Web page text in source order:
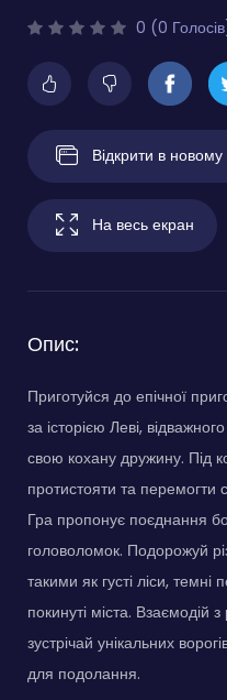
0 (0
Відкрити в новому
На весь екран
Опис:
Приготуйся до епічної
за історією Леві,
свою кохану дружину. Під
протистояти та перемогти
Гра пропонує поєднання
головоломок. Подорожуй
такими як густі ліси,
покинуті міста. Взаємодій
зустрічай унікальних
для подолання.